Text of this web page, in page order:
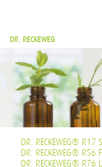
DR. RECKEWEG
DR. RECKEWEG® R17
DR. RECKEWEG® R56
DR. RECKEWEG® R76